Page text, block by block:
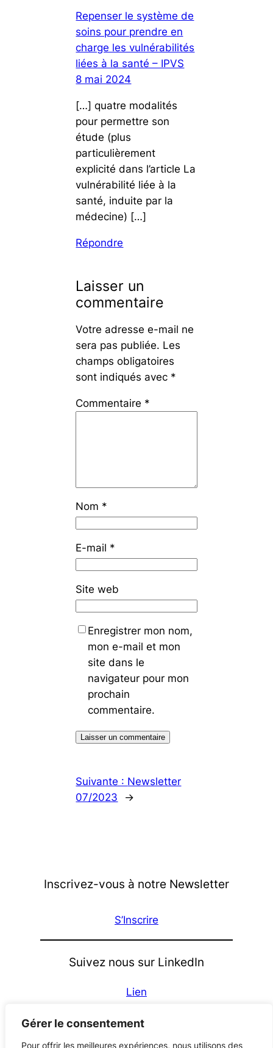
Gérer le consentement
Pour offrir les meilleures expériences, nous utilisons des
Repenser le système de
soins pour prendre en
charge les vulnérabilités
liées à la santé – IPVS
8 mai 2024
[…] quatre modalités
pour permettre son
étude (plus
particulièrement
explicité dans l’article La
vulnérabilité liée à la
santé, induite par la
médecine) […]
Répondre
Laisser un
commentaire
Votre adresse e-mail ne
sera pas publiée. Les
champs obligatoires
sont indiqués avec *
Commentaire *
Nom *
E-mail *
Site web
Enregistrer mon nom,
mon e-mail et mon
site dans le
navigateur pour mon
prochain
commentaire.
Suivante : Newsletter
07/2023
→
Inscrivez-vous à notre Newsletter
S’Inscrire
Suivez nous sur LinkedIn
Lien